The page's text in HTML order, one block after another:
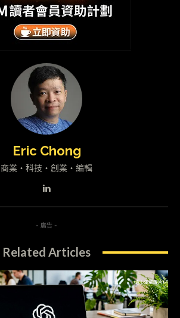
Eric Chong
商業・科技・創業・編輯
- 廣告 -
Related Articles